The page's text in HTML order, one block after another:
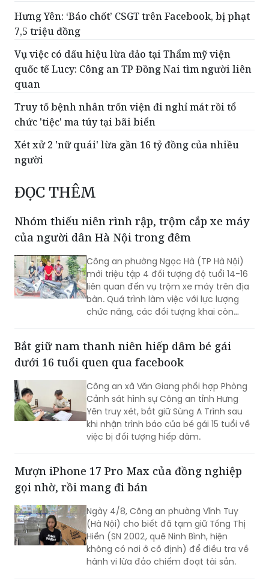
Hưng Yên: ‘Báo chốt’ CSGT trên Facebook, bị phạt
7,5 triệu đồng
Vụ việc có dấu hiệu lừa đảo tại Thẩm mỹ viện
quốc tế Lucy: Công an TP Đồng Nai tìm người liên
quan
Truy tố bệnh nhân trốn viện đi nghỉ mát rồi tổ
chức 'tiệc' ma túy tại bãi biển
Xét xử 2 'nữ quái' lừa gần 16 tỷ đồng của nhiều
người
ĐỌC THÊM
Nhóm thiếu niên rình rập, trộm cắp xe máy
của người dân Hà Nội trong đêm
Công an phường Ngọc Hà (TP Hà Nội)
mới triệu tập 4 đối tượng độ tuổi 14-16
liên quan đến vụ trộm xe máy trên địa
bàn. Quá trình làm việc với lực lượng
chức năng, các đối tượng khai còn
Bắt giữ nam thanh niên hiếp dâm bé gái
dưới 16 tuổi quen qua facebook
Công an xã Văn Giang phối hợp Phòng
Cảnh sát hình sự Công an tỉnh Hưng
Yên truy xét, bắt giữ Sùng A Trình sau
khi nhận trình báo của bé gái 15 tuổi về
việc bị đối tượng hiếp dâm.
Mượn iPhone 17 Pro Max của đồng nghiệp
gọi nhờ, rồi mang đi bán
Ngày 4/8, Công an phường Vĩnh Tuy
(Hà Nội) cho biết đã tạm giữ Tống Thị
Hiền (SN 2002, quê Ninh Bình, hiện
không có nơi ở cố định) để điều tra về
hành vi lừa đảo chiếm đoạt tài sản.